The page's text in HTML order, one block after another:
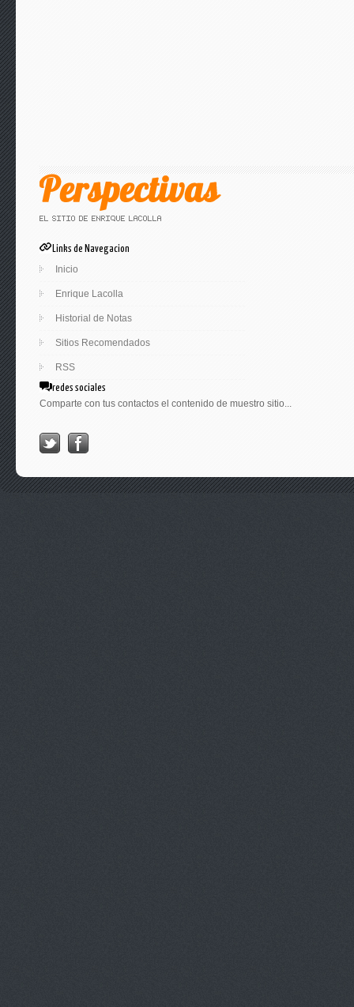
Links de Navegacion
Inicio
Enrique Lacolla
Historial de Notas
Sitios Recomendados
RSS
redes sociales
Comparte con tus contactos el contenido de muestro sitio...